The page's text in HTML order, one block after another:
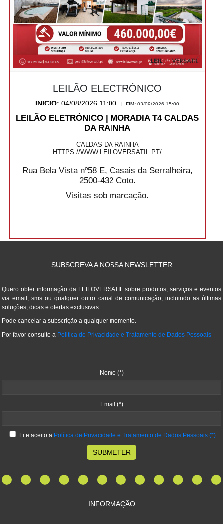
LEILÃO ELECTRÓNICO
INICIO:04/08/2026 11:00 |FIM:03/09/2026 15:00
LEILÃO ELETRÓNICO | MORADIA T4 CALDAS
DA RAINHA
CALDAS DA RAINHA
HTTPS://WWW.LEILOVERSATIL.PT/
Rua Bela Vista nº58 E, Casais da Serralheira,
2500-432 Coto.
Visitas sob marcação.
SUBSCREVA A NOSSA NEWSLETTER
Quero obter informação da LEILOVERSATIL sobre produtos, serviços e eventos
via email, sms ou qualquer outro canal de comunicação, incluindo as últimas
soluções, dicas e ofertas exclusivas.
Pode cancelar a subscrição a qualquer momento.
Por favor consulte a Politica de Privacidade e Tratamento de Dados Pessoais
Nome (*)
Email (*)
Li e aceito a Política de Privacidade e Tratamento de Dados Pessoais (*)
SUBMETER
INFORMAÇÃO